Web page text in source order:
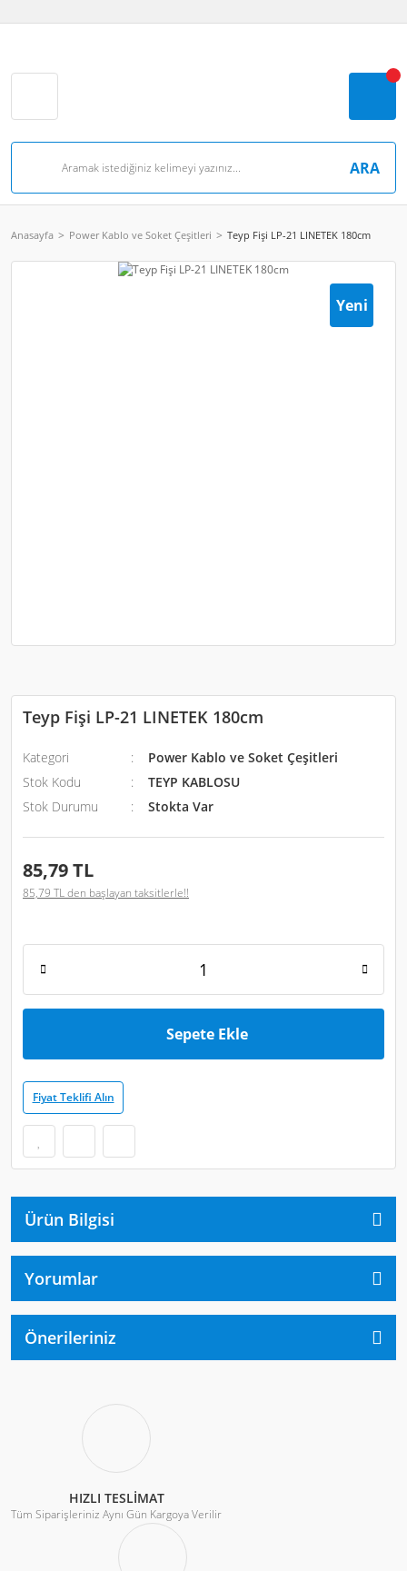
ARA
Anasayfa Power Kablo ve Soket Çeşitleri Teyp Fişi LP-21 LINETEK 180cm
Yeni
Teyp Fişi LP-21 LINETEK 180cm
Kategori
Power Kablo ve Soket Çeşitleri
Stok Kodu
TEYP KABLOSU
Stok Durumu
Stokta Var
85,79 TL
85,79 TL den başlayan taksitlerle!!
Sepete Ekle
Fiyat Teklifi Alın
Ürün Bilgisi
Yorumlar
Önerileriniz
HIZLI TESLİMAT
Tüm Siparişleriniz Aynı Gün Kargoya Verilir